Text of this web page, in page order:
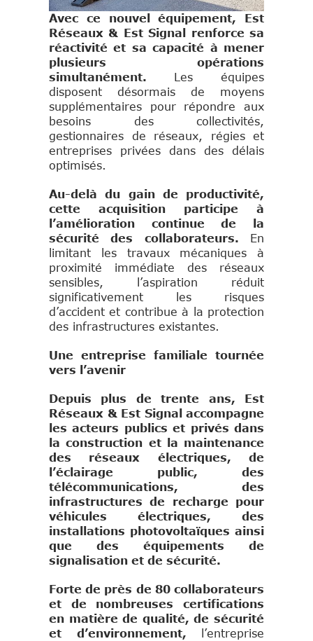
Avec ce nouvel équipement, Est
Réseaux & Est Signal renforce sa
réactivité et sa capacité à mener
plusieurs opérations
simultanément. Les équipes
disposent désormais de moyens
supplémentaires pour répondre aux
besoins des collectivités,
gestionnaires de réseaux, régies et
entreprises privées dans des délais
optimisés.
Au-delà du gain de productivité,
cette acquisition participe à
l’amélioration continue de la
sécurité des collaborateurs. En
limitant les travaux mécaniques à
proximité immédiate des réseaux
sensibles, l’aspiration réduit
significativement les risques
d’accident et contribue à la protection
des infrastructures existantes.
Une entreprise familiale tournée
vers l’avenir
Depuis plus de trente ans, Est
Réseaux & Est Signal accompagne
les acteurs publics et privés dans
la construction et la maintenance
des réseaux électriques, de
l’éclairage public, des
télécommunications, des
infrastructures de recharge pour
véhicules électriques, des
installations photovoltaïques ainsi
que des équipements de
signalisation et de sécurité.
Forte de près de 80 collaborateurs
et de nombreuses certifications
en matière de qualité, de sécurité
et d’environnement,
l’entreprise